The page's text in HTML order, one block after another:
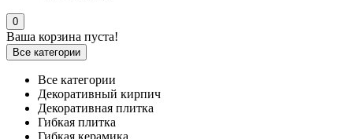
0
Ваша корзина пуста!
Все категории
Все категории
Декоративный кирпич
Декоративная плитка
Гибкая плитка
Гибкая керамика